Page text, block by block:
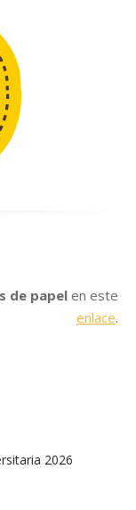
de papelen este
enlace.
2026